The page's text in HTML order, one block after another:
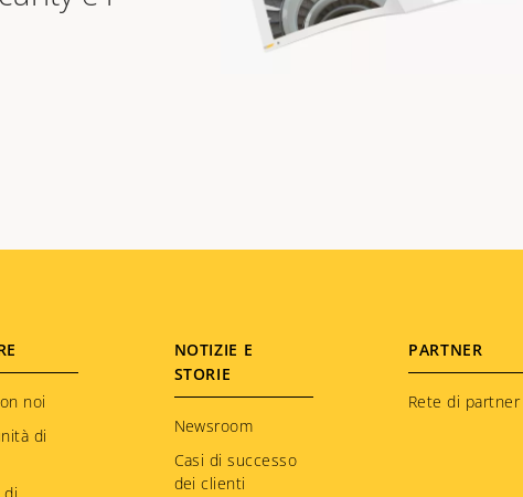
noi
di
NOTIZIE E
STORIE
Newsroom
Casi di successo
dei clienti
PARTNER
Rete di partner